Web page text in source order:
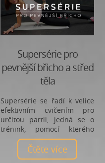
Supersérie pro
pevnější břicho a střed
těla
Supersérie se řadí k velice
efektivním cvičením pro
určitou partii, jedná se o
trénink, pomocí kterého
dostane svalová partie
pořádně zabrat, jelikož
nedochází mezi cviky k
Čtěte více